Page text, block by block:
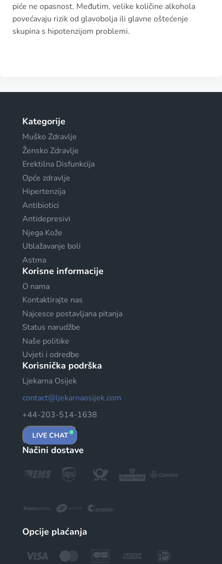
piće ne opasnost. Međutim, velike količine alkohola
povećavaju rizik od glavobolja ili glavne oštećenje
skupina s hipotenzijom problemi.
Kategorije
Muško Zdravlje
Žensko Zdravlje
Erektilna Disfunkcija
Opće zdravlje
Hipertenzija
Antibiotici
Antidepresivi
Njega Kože
Ublažavanje boli
Astma
Korisne informacije
O nama
Kontaktirajte nas
Najcesce postavljana pitanja
Status narudžbe
Naše politike
Uvjeti i odredbe
Korisnička podrška
Ljekarna Osijek
contact@ljekarnaosijek.com
+44-203-514-1638
LIVE CHAT
Načini dostave
Opcije plaćanja